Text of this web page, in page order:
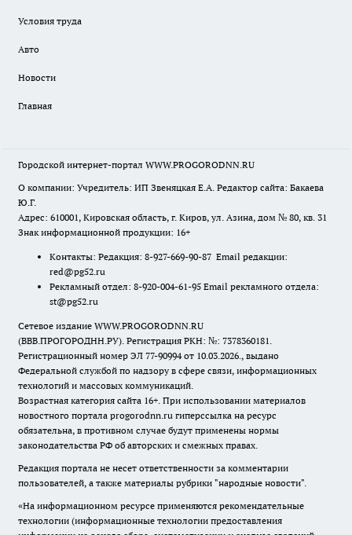
Условия труда
Авто
Новости
Главная
Городской интернет-портал WWW.PROGORODNN.RU
О компании: Учредитель: ИП Звеняцкая Е.А. Редактор сайта: Бакаева
Ю.Г.
Адрес: 610001, Кировская область, г. Киров, ул. Азина, дом № 80, кв. 31
Знак информационной продукции: 16+
Контакты: Редакция: 8-927-669-90-87 Email редакции:
red@pg52.ru
Рекламный отдел: 8-920-004-61-95 Email рекламного отдела:
st@pg52.ru
Сетевое издание WWW.PROGORODNN.RU
(ВВВ.ПРОГОРОДНН.РУ). Регистрация РКН: №: 7378360181.
Регистрационный номер ЭЛ 77-90994 от 10.03.2026., выдано
Федеральной службой по надзору в сфере связи, информационных
технологий и массовых коммуникаций.
Возрастная категория сайта 16+. При использовании материалов
новостного портала progorodnn.ru гиперссылка на ресурс
обязательна, в противном случае будут применены нормы
законодательства РФ об авторских и смежных правах.
Редакция портала не несет ответственности за комментарии
пользователей, а также материалы рубрики "народные новости".
«На информационном ресурсе применяются рекомендательные
технологии (информационные технологии предоставления